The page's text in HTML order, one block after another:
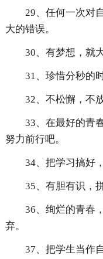
29、任何一次对
大的错误。
30、有梦想，就
31、珍惜分秒的
32、不松懈，不
33、在最好的青
努力前行吧。
34、把学习搞好
35、有胆有识，
36、绚烂的青春
弃。
37、把学生当作